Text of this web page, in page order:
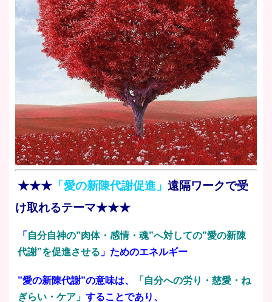
★★★ 「愛の新陳代謝促進」 遠隔ワークで受
け取れるテーマ★★★
「 自分自神の”肉体・感情・魂”へ対しての”愛の新陳
代謝”を促進させる 」ためのエネルギー
”愛の新陳代謝”の意味は、
「自分への労り・慈愛・ね
ぎらい・ケア」 することであり、